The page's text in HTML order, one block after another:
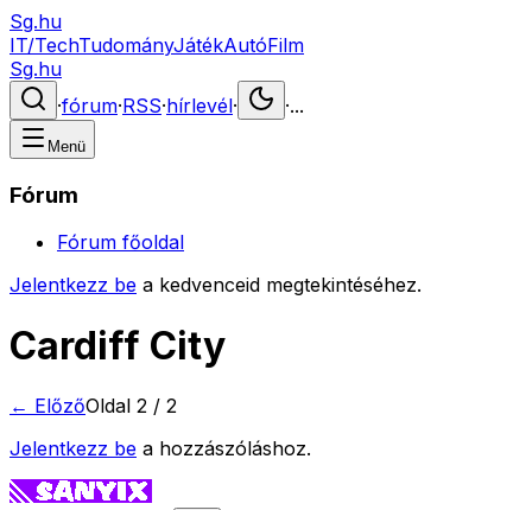
Sg.hu
IT/TechTudományJátékAutóFilm
Sg.hu
·fórum·RSS·hírlevél· ·...
Menü
Fórum
Fórum főoldal
Jelentkezz be a kedvenceid megtekintéséhez.
Cardiff City
← ElőzőOldal 2 / 2
Jelentkezz be a hozzászóláshoz.